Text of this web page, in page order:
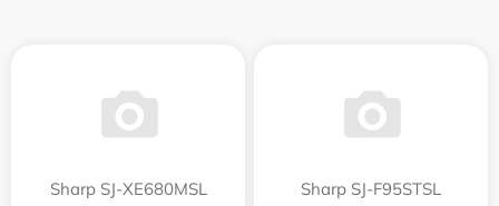
Sharp SJ-XE680MSL Sharp SJ-F95STSL